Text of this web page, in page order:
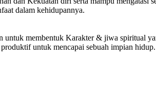
dalam kehidupannya.
membentuk Karakter & jiwa spiritual
untuk mencapai sebuah impian hidup.